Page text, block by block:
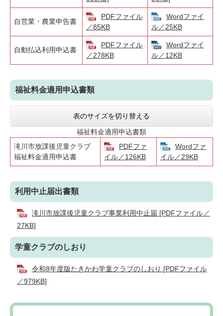
自営業・農業申告書
PDFファイル
／85KB
Wordファイ
ル／25KB
自動払込利用申込書
PDFファイル
／278KB
Wordファイ
ル／12KB
福祉料金適用申込書類
表のサイズを切り替える
福祉料金適用申込書類
滝川市放課後児童クラブ
福祉料金適用申込書
PDFファ
イル／126KB
Wordファ
イル／29KB
利用中止届出書類
滝川市放課後児童クラブ事業利用中止届 [PDFファイル／
27KB]
学童クラブのしおり
令和8年度版たきかわ学童クラブのしおり [PDFファイル
／979KB]